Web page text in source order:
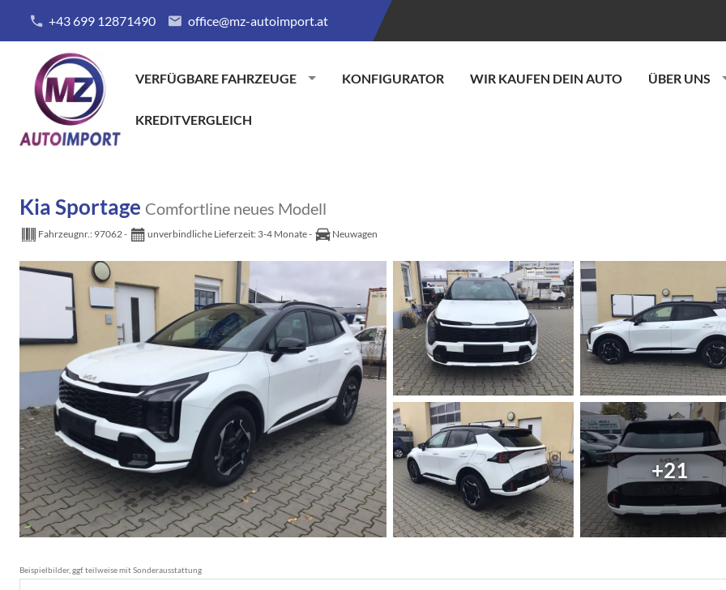
+43 699 12871490 office@mz-autoimport.at
VERFÜGBARE FAHRZEUGE KONFIGURATOR WIR KAUFEN DEIN AUTO ÜBER UNS
KREDITVERGLEICH
Kia Sportage Comfortline neues Modell
Fahrzeugnr.: 97062 unverbindliche Lieferzeit: 3-4 Monate Neuwagen
+21
Beispielbilder, ggf. teilweise mit Sonderausstattung